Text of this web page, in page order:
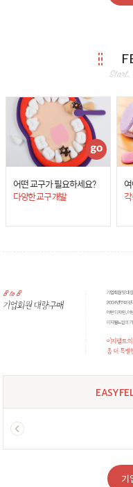
어떤 교구가 필요하세요?
다양한 교구 개발
기